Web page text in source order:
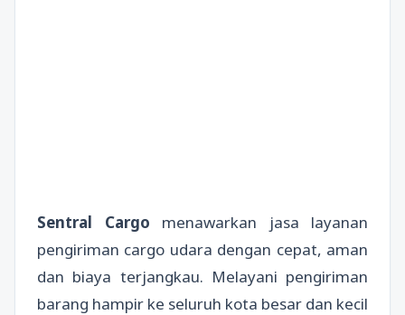
Sentral Cargo menawarkan jasa layanan
pengiriman cargo udara dengan cepat, aman
dan biaya terjangkau. Melayani pengiriman
barang hampir ke seluruh kota besar dan kecil